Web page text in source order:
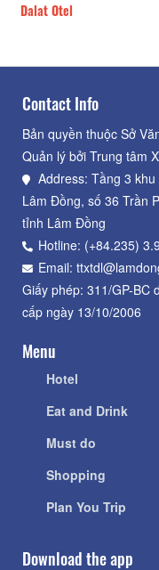
Dalat Otel
Contact Info
Bản quyền thuộc Sở
Quản lý bởi Trung tâm
Address: Tầng 3
Lâm Đồng, số 36 Trần
tỉnh Lâm Đồng
Hotline: (+84.235)
Email:
Giấy phép: 311/GP-BC
cấp ngày 13/10/2006
Menu
Hotel
Eat and Drink
Must do
Shopping
Plan You Trip
Download the app